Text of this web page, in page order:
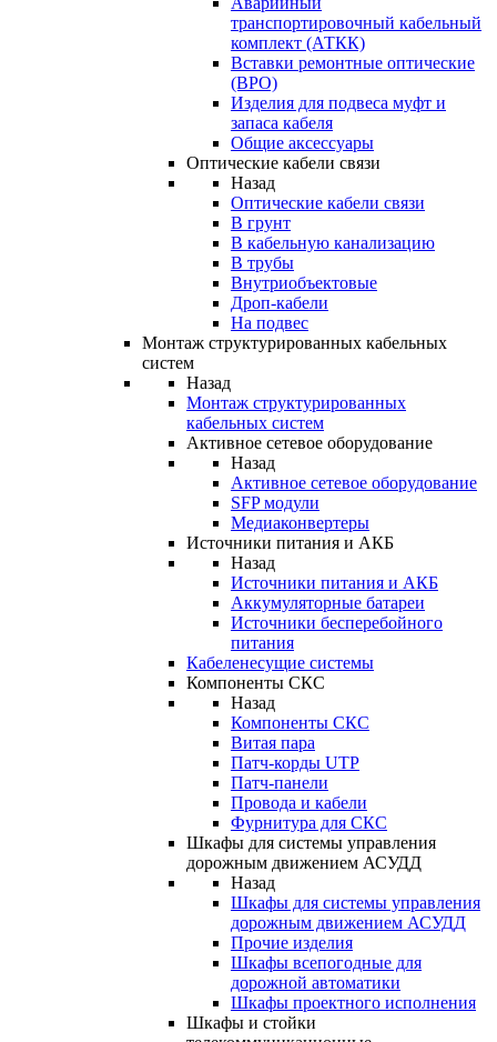
транспортировочный кабельный
комплект (АТКК)
Вставки ремонтные оптические
(ВРО)
Изделия для подвеса муфт и
запаса кабеля
Общие аксессуары
Оптические кабели связи
Назад
Оптические кабели связи
В грунт
В кабельную канализацию
В трубы
Внутриобъектовые
Дроп-кабели
На подвес
Монтаж структурированных кабельных
систем
Назад
Монтаж структурированных
кабельных систем
Активное сетевое оборудование
Назад
Активное сетевое оборудование
SFP модули
Медиаконвертеры
Источники питания и АКБ
Назад
Источники питания и АКБ
Аккумуляторные батареи
Источники бесперебойного
питания
Кабеленесущие системы
Компоненты СКС
Назад
Компоненты СКС
Витая пара
Патч-корды UTP
Патч-панели
Провода и кабели
Фурнитура для СКС
Шкафы для системы управления
дорожным движением АСУДД
Назад
Шкафы для системы управления
дорожным движением АСУДД
Прочие изделия
Шкафы всепогодные для
дорожной автоматики
Шкафы проектного исполнения
Шкафы и стойки